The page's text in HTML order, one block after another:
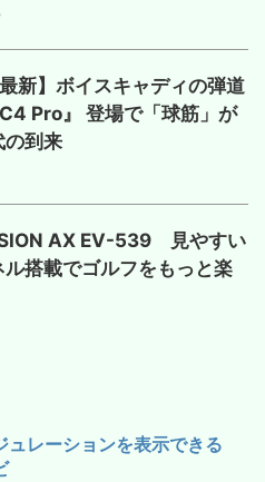
新】ボイスキャディの弾道
Pro』 登場で「球筋」が
の到来
AX EV-539 見やすい
ル搭載でゴルフをもっと楽
ュレーションを表示できる